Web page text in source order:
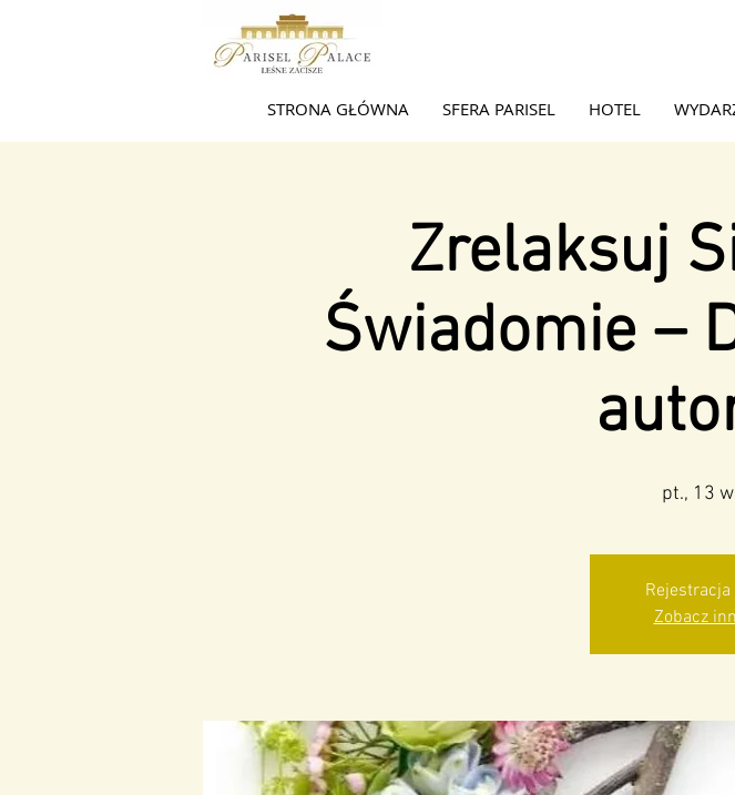
STRONA GŁÓWNA SFERA PARISEL HOTEL
Zrelaksuj
Świadomie –
pt., 13
Zobacz